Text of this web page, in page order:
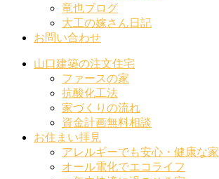
竜也ブログ
大工の嫁さん日記
お問い合わせ
山口建築の注文住宅
ファースの家
抗酸化工法
家づくりの流れ
資金計画無料相談
お住まい拝見
アレルギーでも安心・健康な家
オール電化でエコライフ